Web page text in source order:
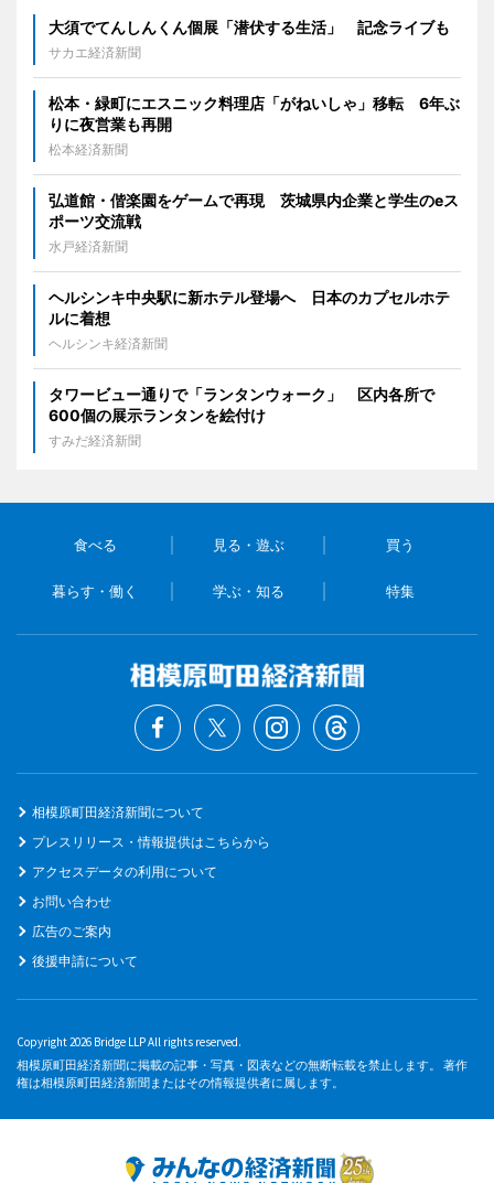
大須でてんしんくん個展「潜伏する生活」 記念ライブも
サカエ経済新聞
松本・緑町にエスニック料理店「がねいしゃ」移転 6年ぶ
りに夜営業も再開
松本経済新聞
弘道館・偕楽園をゲームで再現 茨城県内企業と学生のeス
ポーツ交流戦
水戸経済新聞
ヘルシンキ中央駅に新ホテル登場へ 日本のカプセルホテ
ルに着想
ヘルシンキ経済新聞
タワービュー通りで「ランタンウォーク」 区内各所で
600個の展示ランタンを絵付け
すみだ経済新聞
食べる 見る・遊ぶ 買う
暮らす・働く 学ぶ・知る 特集
相模原町田経済新聞について
プレスリリース・情報提供はこちらから
アクセスデータの利用について
お問い合わせ
広告のご案内
後援申請について
Copyright 2026 Bridge LLP All rights reserved.
相模原町田経済新聞に掲載の記事・写真・図表などの無断転載を禁止します。 著作
権は相模原町田経済新聞またはその情報提供者に属します。